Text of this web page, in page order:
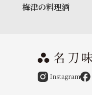
梅津の料理酒
Instagram